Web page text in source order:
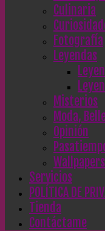
Culinaria
Fotografía
Leyendas
Misterios
Moda,
Opinión
Wallpapers
Servicios
POLÍTICA DE
Tienda
Contáctame